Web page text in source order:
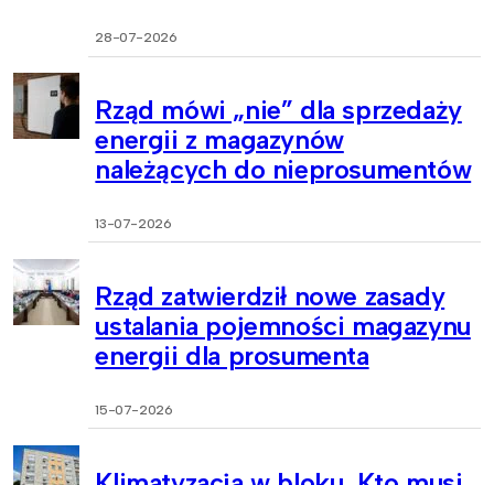
28-07-2026
Rząd mówi „nie” dla sprzedaży
energii z magazynów
należących do nieprosumentów
13-07-2026
Rząd zatwierdził nowe zasady
ustalania pojemności magazynu
energii dla prosumenta
15-07-2026